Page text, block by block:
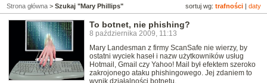
sortuj wg: trafności daty
Strona główna > Szukaj "Mary Phillips"
To botnet, nie phishing?
8 października 2009, 11:13
Mary Landesman z firmy ScanSafe nie wierzy, by
ostatni wyciek haseł i nazw użytkowników usług
Hotmail, Gmail czy Yahoo! Mail był efektem szeroko
zakrojonego ataku phishingowego. Jej zdaniem to